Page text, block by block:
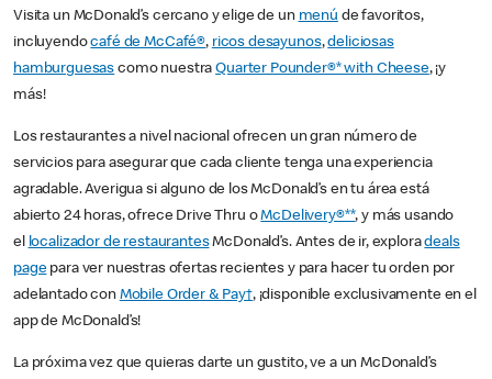
Visita un McDonald’s cercano y elige de un menú de favoritos,
incluyendocafé de McCafé®, ricos desayunos,deliciosas
hamburguesas como nuestraQuarter Pounder®* with Cheese, ¡y
más!
Los restaurantes a nivel nacional ofrecen un gran número de
servicios para asegurar que cada cliente tenga una experiencia
agradable. Averigua si alguno de los McDonald’s en tu área está
abierto 24 horas, ofrece Drive Thru oMcDelivery®**, y más usando
el localizador de restaurantesMcDonald’s. Antes de ir, exploradeals
pagepara ver nuestras ofertas recientes y para hacer tu orden por
adelantado con Mobile Order & Pay†, ¡disponible exclusivamente en el
app de McDonald’s!
La próxima vez que quieras darte un gustito, ve a un McDonald’s